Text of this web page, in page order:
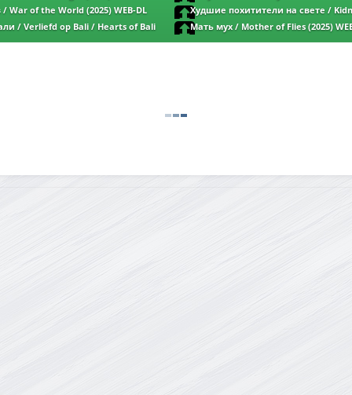
/ Operation Pope (2025) WEB-DL 1080p | L
War of the World (2025) WEB-DL
Худшие похитители на свете /
(2024) WEB-DL 1080p | D | Paragraph
/ Verliefd op Bali / Hearts of Bali
| D | КинопоискHD
Мать мух / Mother of Flies (2025)
заКАДРЫ